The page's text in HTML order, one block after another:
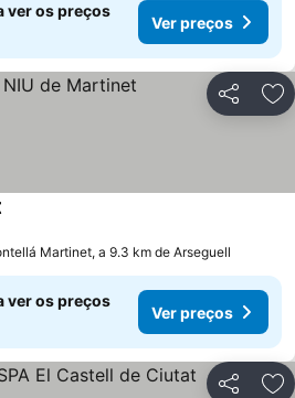
ver os preços
Ver preços
Partilhar
Martinet, a 9.3 km de Arseguell
ver os preços
Ver preços
Partilhar